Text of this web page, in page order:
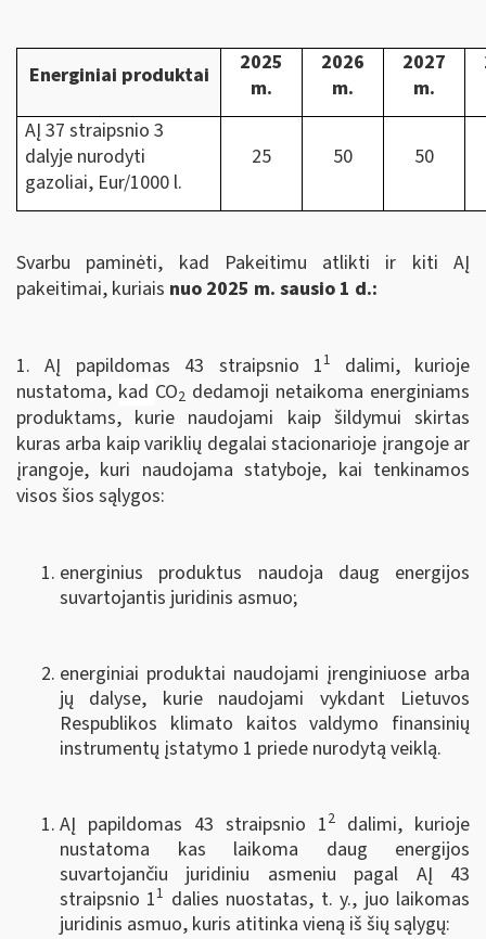
Energiniai produktai
2025
m.
2026
m.
2027
m.
AĮ 37 straipsnio 3
dalyje nurodyti
gazoliai, Eur/1000 l.
25 50 50
Svarbu paminėti, kad Pakeitimu atlikti ir kiti AĮ
pakeitimai, kuriais nuo 2025 m. sausio 1 d.:
1. AĮ papildomas 43 straipsnio 11 dalimi, kurioje
nustatoma, kad CO2 dedamoji netaikoma energiniams
produktams, kurie naudojami kaip šildymui skirtas
kuras arba kaip variklių degalai stacionarioje įrangoje ar
įrangoje, kuri naudojama statyboje, kai tenkinamos
visos šios sąlygos:
energinius produktus naudoja daug energijos
suvartojantis juridinis asmuo;
energiniai produktai naudojami įrenginiuose arba
jų dalyse, kurie naudojami vykdant Lietuvos
Respublikos klimato kaitos valdymo finansinių
instrumentų įstatymo 1 priede nurodytą veiklą.
AĮ papildomas 43 straipsnio 12
dalimi, kurioje
nustatoma kas laikoma daug energijos
suvartojančiu juridiniu asmeniu pagal AĮ 43
straipsnio 11 dalies nuostatas, t. y., juo laikomas
juridinis asmuo, kuris atitinka vieną iš šių sąlygų: